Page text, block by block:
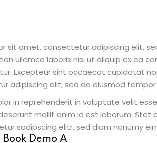
sit amet, consectetur adipiscing elit,
ullamco laboris nisi ut aliquip ex ea
Excepteur sint occaecat cupidatat
adipiscing elit, sed do eiusmod
in reprehenderit in voluptate velit
mollit anim id est laborum. Stet
sadipscing elitr, sed diam nonumy
Book Demo A